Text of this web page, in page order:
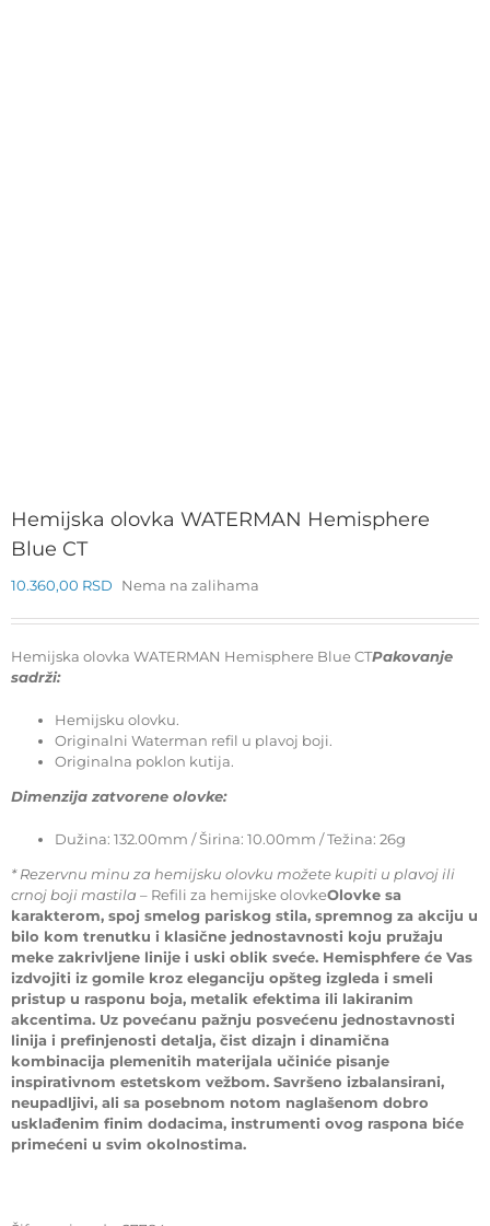
Hemijska olovka WATERMAN Hemisphere
Blue CT
10.360,00 RSD Nema na zalihama
Hemijska olovka WATERMAN Hemisphere Blue CTPakovanje
sadrži:
Hemijsku olovku.
Originalni Waterman refil u plavoj boji.
Originalna poklon kutija.
Dimenzija zatvorene olovke:
Dužina: 132.00mm / Širina: 10.00mm / Težina: 26g
* Rezervnu minu za hemijsku olovku možete kupiti u plavoj ili
crnoj boji mastila – Refili za hemijske olovkeOlovke sa
karakterom, spoj smelog pariskog stila, spremnog za akciju u
bilo kom trenutku i klasične jednostavnosti koju pružaju
meke zakrivljene linije i uski oblik sveće. Hemisphfere će Vas
izdvojiti iz gomile kroz eleganciju opšteg izgleda i smeli
pristup u rasponu boja, metalik efektima ili lakiranim
akcentima. Uz povećanu pažnju posvećenu jednostavnosti
linija i prefinjenosti detalja, čist dizajn i dinamična
kombinacija plemenitih materijala učiniće pisanje
inspirativnom estetskom vežbom. Savršeno izbalansirani,
neupadljivi, ali sa posebnom notom naglašenom dobro
usklađenim finim dodacima, instrumenti ovog raspona biće
primećeni u svim okolnostima.